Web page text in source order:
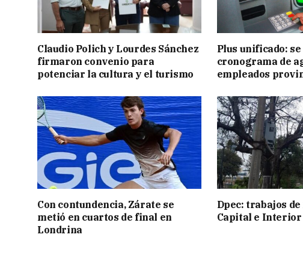
Claudio Polich y Lourdes Sánchez
firmaron convenio para
potenciar la cultura y el turismo
Plus unificado:
cronograma de
empleados
Con contundencia, Zárate se
metió en cuartos de final en
Londrina
Dpec: trabajos
Capital e Interior